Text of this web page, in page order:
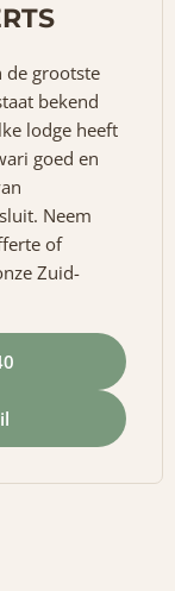
de grootste
bekend
lodge heeft
goed en
Neem
of
Zuid-